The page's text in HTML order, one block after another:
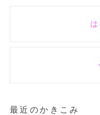
最近のかきこみ